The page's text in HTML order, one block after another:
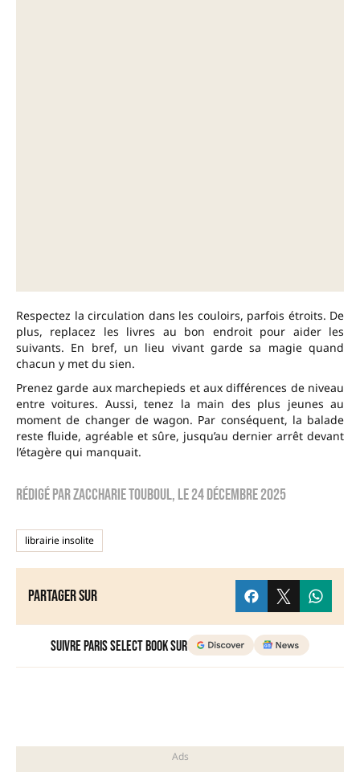
Respectez la circulation dans les couloirs, parfois étroits. De
plus, replacez les livres au bon endroit pour aider les
suivants. En bref, un lieu vivant garde sa magie quand
chacun y met du sien.
Prenez garde aux marchepieds et aux différences de niveau
entre voitures. Aussi, tenez la main des plus jeunes au
moment de changer de wagon. Par conséquent, la balade
reste fluide, agréable et sûre, jusqu’au dernier arrêt devant
l’étagère qui manquait.
Rédigé parzaccharie touboul, le24 décembre 2025
librairie insolite
Partager sur
Suivre Paris Select Book sur